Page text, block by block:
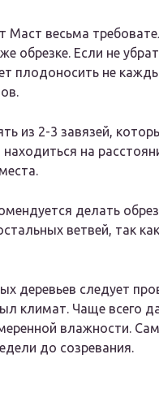
Маст весьма
обрезке. Если не
плодоносить не
из 2-3 завязей,
на
делать
ветвей, так
деревьев следует
климат. Чаще всего
влажности.
до созревания.